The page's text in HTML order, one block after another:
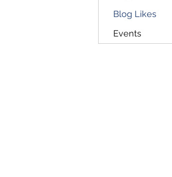
Blog Likes
Events